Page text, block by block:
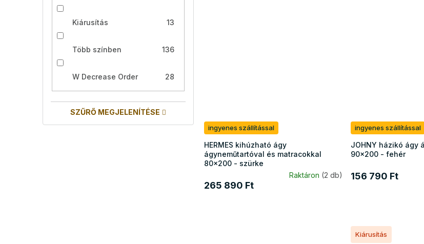
Kiárusítás 13
Több színben 136
W Decrease Order 28
SZŰRŐ MEGJELENÍTÉSE
ingyenes szállítással
HERMES kihúzható ágy
ágyneműtartóval és matracokkal
80x200 - szürke
Raktáron (2 db)
265 890 Ft
ingyenes szállítással
JOHNY házikó ágy
90x200 - fehér
156 790 Ft
Kiárusítás